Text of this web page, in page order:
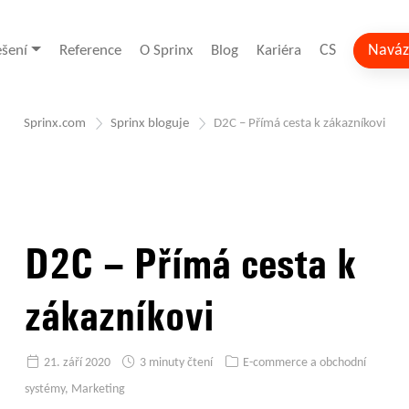
Reference O Sprinx Blog Kariéra CS
Sprinx.com Sprinx bloguje D2C – Přímá cesta k zákazníkovi
D2C – Přímá cesta k
zákazníkovi
21. září 2020 3 minuty čtení
E-commerce a obchodní
systémy, Marketing